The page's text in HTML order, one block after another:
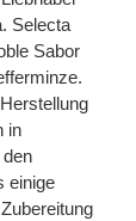
Selecta
Sabor
in
einige